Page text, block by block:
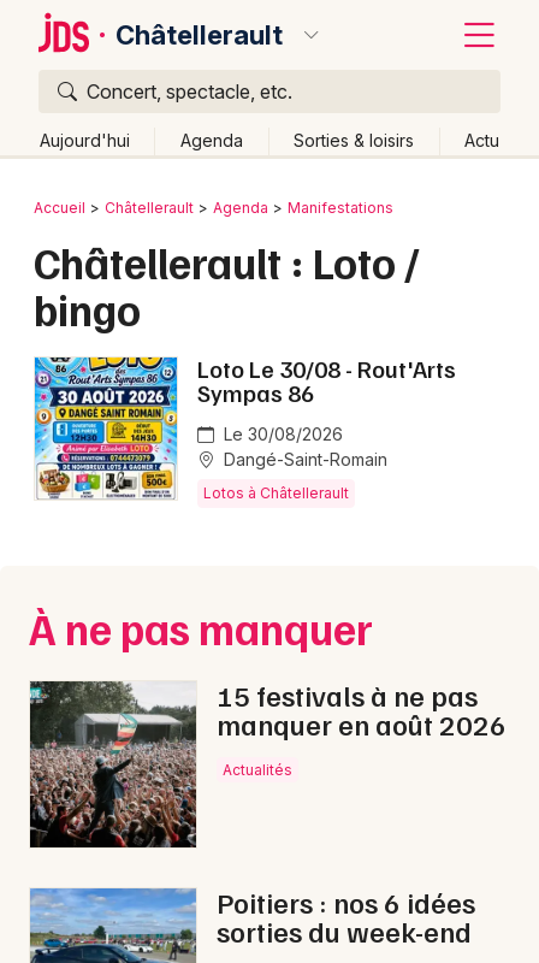
Châtellerault
Concert, spectacle, etc.
Aujourd'hui Agenda Sorties & loisirs Actu
Publier un événement
Grands événements
Activité & Expérience
Manifestations
Concerts
Sports
Soirées
Sorties famille
Sorties & loisirs
Bordeaux
Colmar
Lille
Lyon
Marseille
Mulhouse
Nice
Paris
Strasbourg
Toulouse
Toutes les villes
Retour
Accueil Châtellerault Agenda Manifestations
Châtellerault : Loto /
bingo
Loto Le 30/08 - Rout'Arts
Sympas 86
Le 30/08/2026
Dangé-Saint-Romain
Lotos à Châtellerault
À ne pas manquer
15 festivals à ne pas
manquer en août 2026
Actualités
Poitiers : nos 6 idées
sorties du week-end
Quoi ?
Où ?
Poitou-Charente
Partout Près de moi Changer de lieu
Quand ?
Aujourd'hui
Demain Ce week-end Autre